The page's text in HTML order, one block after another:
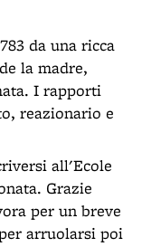
da una ricca
la madre,
I rapporti
reazionario e
all'Ecole
Grazie
per un breve
arruolarsi poi